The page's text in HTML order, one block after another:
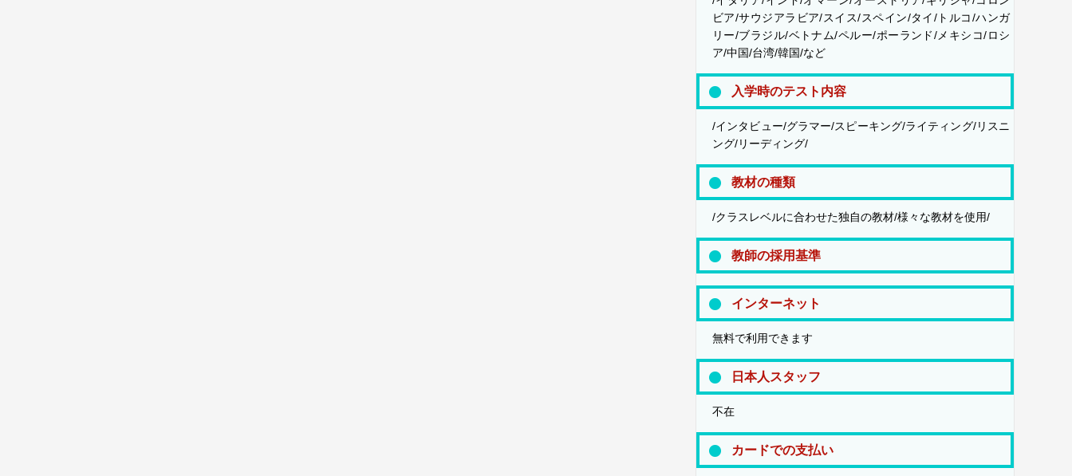
ビア/サウジアラビア/スイス/スペイン/タイ/トルコ/ハンガ
リー/ブラジル/ベトナム/ペルー/ポーランド/メキシコ/ロシ
ア/中国/台湾/韓国/など
入学時のテスト内容
/インタビュー/グラマー/スピーキング/ライティング/リスニ
ング/リーディング/
教材の種類
/クラスレベルに合わせた独自の教材/様々な教材を使用/
教師の採用基準
インターネット
無料で利用できます
日本人スタッフ
不在
カードでの支払い